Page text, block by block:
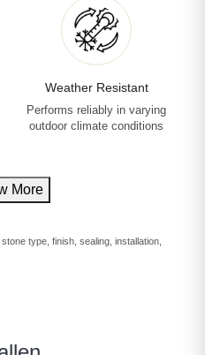
Weather Resistant
Performs reliably in varying
outdoor climate conditions
More
type, finish, sealing, installation,